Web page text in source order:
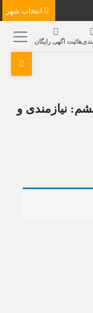
ثبت اگهی رایگان
نیازمندی و